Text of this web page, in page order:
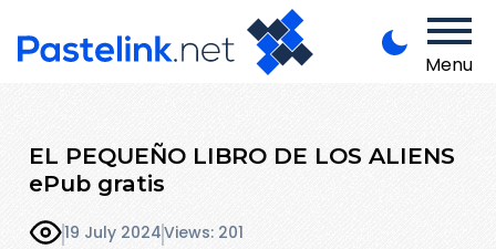
Menu
EL PEQUEÑO LIBRO DE LOS ALIENS
ePub gratis
19 July 2024Views: 201